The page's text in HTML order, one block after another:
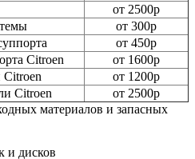
от 2500р
от 300р
от 450р
Citroen
от 1600р
Citroen
от 1200р
Citroen
от 2500р
материалов и запасных